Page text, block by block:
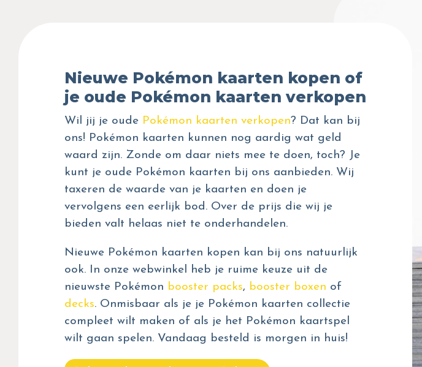
Nieuwe Pokémon kaarten kopen of
je oude Pokémon kaarten verkopen
Wil jij je oude Pokémon kaarten verkopen? Dat kan bij
ons! Pokémon kaarten kunnen nog aardig wat geld
waard zijn. Zonde om daar niets mee te doen, toch? Je
kunt je oude Pokémon kaarten bij ons aanbieden. Wij
taxeren de waarde van je kaarten en doen je
vervolgens een eerlijk bod. Over de prijs die wij je
bieden valt helaas niet te onderhandelen.
Nieuwe Pokémon kaarten kopen kan bij ons natuurlijk
ook. In onze webwinkel heb je ruime keuze uit de
nieuwste Pokémon booster packs, booster boxen of
decks. Onmisbaar als je je Pokémon kaarten collectie
compleet wilt maken of als je het Pokémon kaartspel
wilt gaan spelen. Vandaag besteld is morgen in huis!